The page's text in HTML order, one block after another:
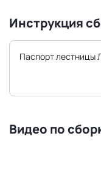
Инструкция
Паспорт лестницы
Видео по